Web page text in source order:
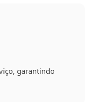
garantindo